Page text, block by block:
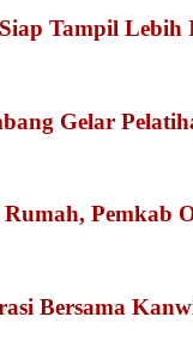
Tampil Lebih
Gelar
Pemkab
Bersama